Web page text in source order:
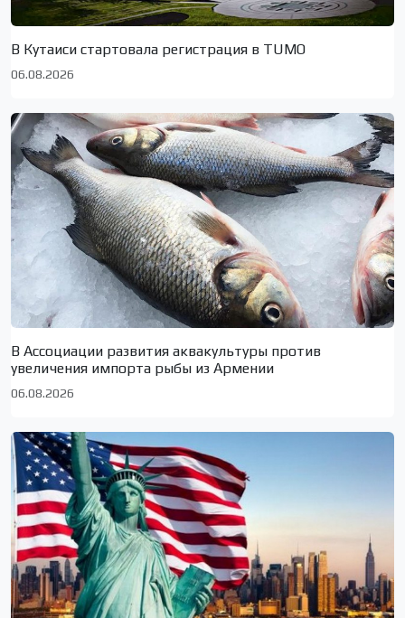
В Кутаиси стартовала регистрация в TUMO
06.08.2026
В Ассоциации развития аквакультуры против
увеличения импорта рыбы из Армении
06.08.2026